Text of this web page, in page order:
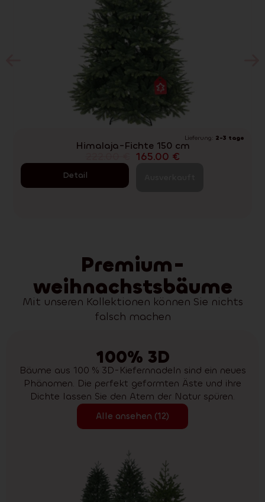
Lieferung: 2-3 tage
Himalaja-Fichte 150 cm
165.00 €
Detail
Premium-
weihnachstsbäume
Mit unseren Kollektionen können Sie nichts
falsch machen
100% 3D
Bäume aus 100 % 3D-Kiefernnadeln sind ein neues
Phänomen. Die perfekt geformten Äste und ihre
Dichte lassen Sie den Atem der Natur spüren.
Alle ansehen (12)